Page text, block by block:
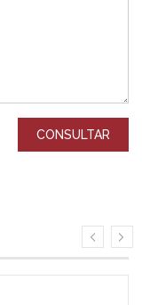
CONSULTAR